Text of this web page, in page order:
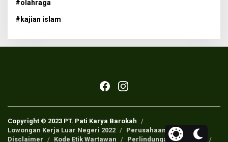
#olahraga
#kajian islam
Copyright © 2023 PT. Pati Karya Barokah
Lowongan Kerja Luar Negeri 2022
Perusahaan Pers
Disclaimer
Kode Etik Wartawan Perlindungan Wartawan